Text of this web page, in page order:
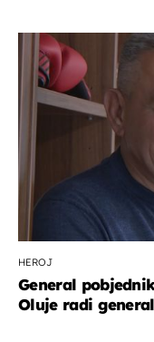
HEROJ
General
Oluje radi